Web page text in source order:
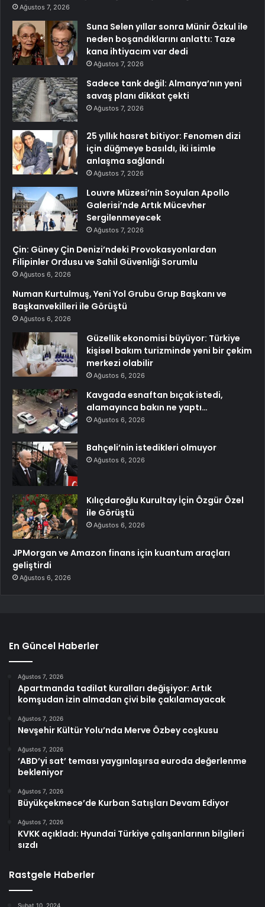
Ağustos 7, 2026
Suna Selen yıllar sonra Münir Özkul ile
neden boşandıklarını anlattı: Taze
kana ihtiyacım var dedi
Ağustos 7, 2026
Sadece tank değil: Almanya’nın yeni
savaş planı dikkat çekti
Ağustos 7, 2026
25 yıllık hasret bitiyor: Fenomen dizi
için düğmeye basıldı, iki isimle
anlaşma sağlandı
Ağustos 7, 2026
Louvre Müzesi’nin Soyulan Apollo
Galerisi’nde Artık Mücevher
Sergilenmeyecek
Ağustos 7, 2026
Çin: Güney Çin Denizi’ndeki Provokasyonlardan
Filipinler Ordusu ve Sahil Güvenliği Sorumlu
Ağustos 6, 2026
Numan Kurtulmuş, Yeni Yol Grubu Grup Başkanı ve
Başkanvekilleri ile Görüştü
Ağustos 6, 2026
Güzellik ekonomisi büyüyor: Türkiye
kişisel bakım turizminde yeni bir çekim
merkezi olabilir
Ağustos 6, 2026
Kavgada esnaftan bıçak istedi,
alamayınca bakın ne yaptı…
Ağustos 6, 2026
Bahçeli’nin istedikleri olmuyor
Ağustos 6, 2026
Kılıçdaroğlu Kurultay İçin Özgür Özel
ile Görüştü
Ağustos 6, 2026
JPMorgan ve Amazon finans için kuantum araçları
geliştirdi
Ağustos 6, 2026
En Güncel Haberler
Ağustos 7, 2026
Apartmanda tadilat kuralları değişiyor: Artık
komşudan izin almadan çivi bile çakılamayacak
Ağustos 7, 2026
Nevşehir Kültür Yolu’nda Merve Özbey coşkusu
Ağustos 7, 2026
‘ABD’yi sat’ teması yaygınlaşırsa euroda değerlenme
bekleniyor
Ağustos 7, 2026
Büyükçekmece’de Kurban Satışları Devam Ediyor
Ağustos 7, 2026
KVKK açıkladı: Hyundai Türkiye çalışanlarının bilgileri
sızdı
Rastgele Haberler
Şubat 10, 2024